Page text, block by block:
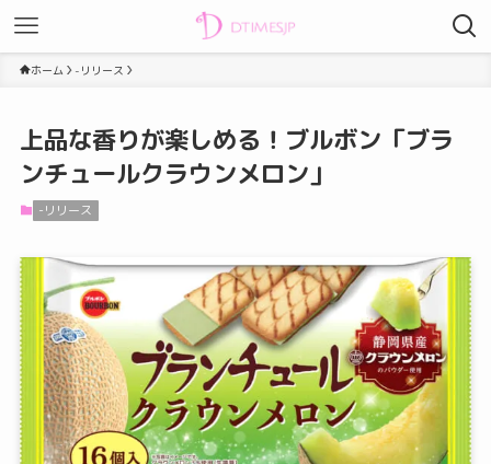
ホーム -リリース
上品な香りが楽しめる！ブルボン「ブラ
ンチュールクラウンメロン」
-リリース